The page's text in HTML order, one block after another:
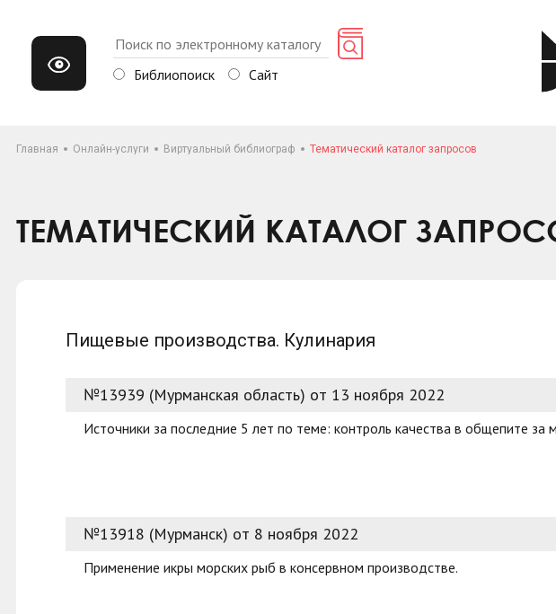
Библиопоиск Сайт
Главная Онлайн-услуги Виртуальный библиограф Тематический каталог запросов
ТЕМАТИЧЕСКИЙ КАТАЛОГ
Пищевые производства. Кулинария
№13939 (Мурманская область) от 13 ноября 2022
Источники за последние 5 лет по теме: контроль качества в общепите за
№13918 (Мурманск) от 8 ноября 2022
Применение икры морских рыб в консервном производстве.